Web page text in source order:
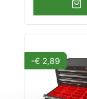
-€ 2,89